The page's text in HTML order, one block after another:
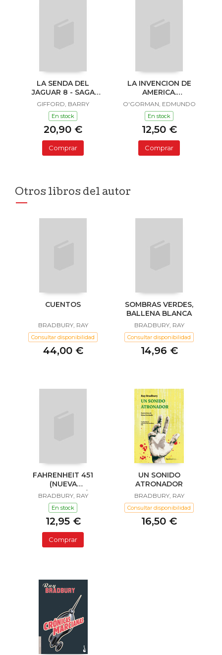
LA SENDA DEL
JAGUAR 8 - SAGA
SAILOR Y LULA
GIFFORD, BARRY
En stock
20,90 €
Comprar
LA INVENCION DE
AMERICA.
INVESTIGACION
ACERCA DE L
O'GORMAN, EDMUNDO
En stock
12,50 €
Comprar
Otros libros del autor
CUENTOS
BRADBURY, RAY
Consultar disponibilidad
44,00 €
SOMBRAS VERDES,
BALLENA BLANCA
BRADBURY, RAY
Consultar disponibilidad
14,96 €
FAHRENHEIT 451
(NUEVA
TRADUCCION)
BRADBURY, RAY
En stock
12,95 €
Comprar
UN SONIDO
ATRONADOR
BRADBURY, RAY
Consultar disponibilidad
16,50 €